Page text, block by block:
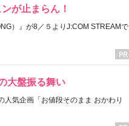
が止まらん！
）』が8／５よりJ:COM STREAMで
大盤振る舞い
気企画「お値段そのまま おかわり